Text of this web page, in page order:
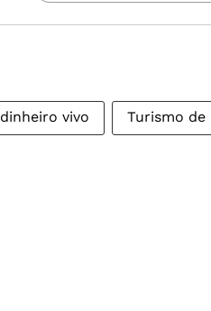
dinheiro vivo Turismo de